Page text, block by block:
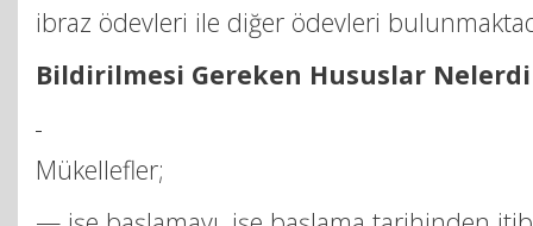
ibraz ödevleri ile diğer ödevleri
Bildirilmesi Gereken Hususlar
Mükellefler;